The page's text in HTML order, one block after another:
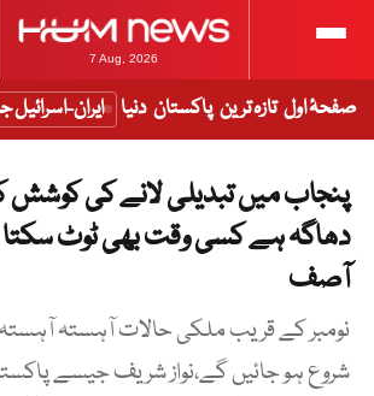
7 Aug, 2026
صفحۂ اول تازہ ترین پاکستان دنیا ایران-
پنجاب میں تبدیلی لانے کی کوشش
دھاگہ ہے کسی وقت بھی ٹوٹ سکتا
آصف
نومبر کے قریب ملکی حالات آہستہ
شروع ہو جائیں گے،نواز شریف جیسے